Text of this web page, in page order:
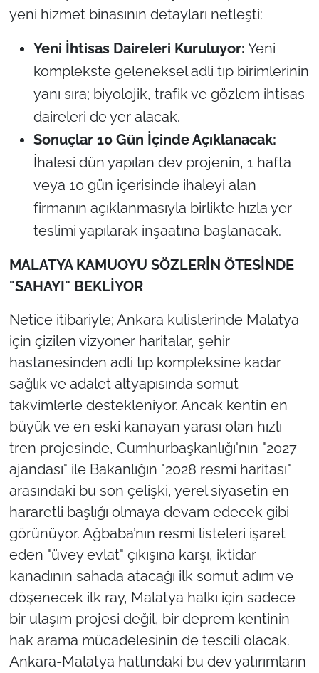
yeni hizmet binasının detayları netleşti:
Yeni İhtisas Daireleri Kuruluyor: Yeni
komplekste geleneksel adli tıp birimlerinin
yanı sıra; biyolojik, trafik ve gözlem ihtisas
daireleri de yer alacak.
Sonuçlar 10 Gün İçinde Açıklanacak:
İhalesi dün yapılan dev projenin, 1 hafta
veya 10 gün içerisinde ihaleyi alan
firmanın açıklanmasıyla birlikte hızla yer
teslimi yapılarak inşaatına başlanacak.
MALATYA KAMUOYU SÖZLERİN ÖTESİNDE
"SAHAYI" BEKLİYOR
Netice itibariyle; Ankara kulislerinde Malatya
için çizilen vizyoner haritalar, şehir
hastanesinden adli tıp kompleksine kadar
sağlık ve adalet altyapısında somut
takvimlerle destekleniyor. Ancak kentin en
büyük ve en eski kanayan yarası olan hızlı
tren projesinde, Cumhurbaşkanlığı'nın "2027
ajandası" ile Bakanlığın "2028 resmi haritası"
arasındaki bu son çelişki, yerel siyasetin en
hararetli başlığı olmaya devam edecek gibi
görünüyor. Ağbaba’nın resmi listeleri işaret
eden "üvey evlat" çıkışına karşı, iktidar
kanadının sahada atacağı ilk somut adım ve
döşenecek ilk ray, Malatya halkı için sadece
bir ulaşım projesi değil, bir deprem kentinin
hak arama mücadelesinin de tescili olacak.
Ankara-Malatya hattındaki bu dev yatırımların